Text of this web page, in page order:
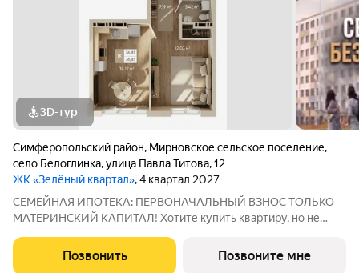
3D-тур
Симферопольский район, Мирновское сельское поселение,
село Белоглинка,улица Павла Титова,12
ЖК «Зелёный квартал», 4 квартал 2027
СЕМЕЙНАЯ ИПОТЕКА: ПЕРВОНАЧАЛЬНЫЙ ВЗНОС ТОЛЬКО
МАТЕРИНСКИЙ КАПИТАЛ! Хотите купить квартиру, но не
идеальное решение! Благодаря специальной цене всего 130
000 за квадратный метр, вы можете
Позвонить Позвоните мне